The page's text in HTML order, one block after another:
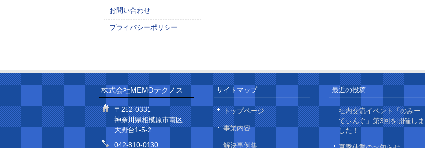
お問い合わせ
プライバシーポリシー
株式会社MEMOテクノス
〒252-0331
神奈川県相模原市南区
大野台1-5-2
042-810-0130
サイトマップ
トップページ
事業内容
解決事例集
最近の投稿
社内交流イベント「のみー
てぃんぐ」第3回を開催しま
した！